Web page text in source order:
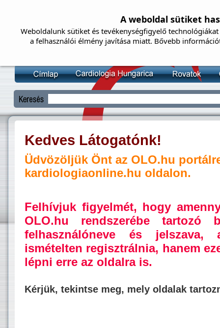
Kedves Látogatónk!
Üdvözöljük Önt az OLO.hu
kardiologiaonline.hu oldalon.
Felhívjuk figyelmét, hogy
OLO.hu rendszerébe tartozó
felhasználóneve és jelszava,
ismételten regisztrálnia, hanem
lépni erre az oldalra is.
Kérjük, tekintse meg, mely oldalak
A weboldal sütiket
Weboldalunk sütiket és tevékenységfigyelő
a felhasználói élmény javítása miatt. Bővebb